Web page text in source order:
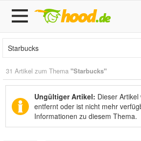
31 Artikel zum Thema "Starbucks"
Ungültiger Artikel: Dieser
entfernt oder ist nicht mehr
Informationen zu diesem Thema.